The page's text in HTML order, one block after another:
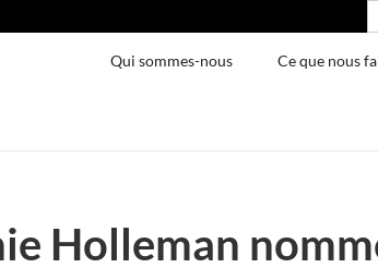
Qui sommes-nous Ce que nous
Holleman